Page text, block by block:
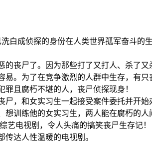
白成侦探的身份在人类世界孤军奋斗的生
丧尸了。因为那些打了又打人、杀了
。为了在竞争激烈的人群中生存，有只
且腐朽不堪的人，丧尸侦探现身！
尸，和女实习生一起接受案件委托并
训练他的女实习生，两人能在腐朽的
艺电视剧，令人头痛的搞笑丧尸生存记！
达人性温暖的电视剧。